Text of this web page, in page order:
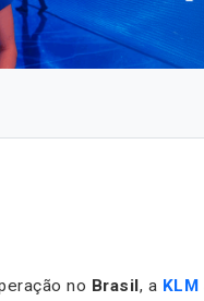
no Brasil, a KLM